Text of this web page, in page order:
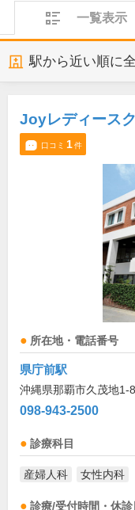
一覧表示
駅から近い順に全
Joyレディース
口コミ 1件
所在地・電話番号
県庁前駅
沖縄県那覇市久茂地1-
098-943-2500
診療科目
産婦人科 女性内科
診療/受付時間・休診